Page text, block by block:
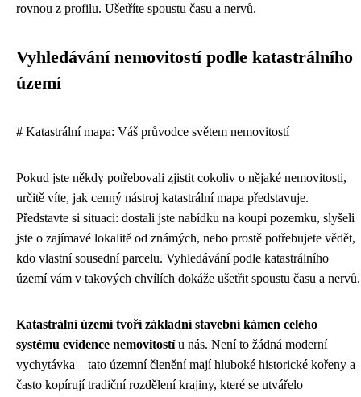
rovnou z profilu. Ušetříte spoustu času a nervů.
Vyhledávání nemovitostí podle katastrálního
území
# Katastrální mapa: Váš průvodce světem nemovitostí
Pokud jste někdy potřebovali zjistit cokoliv o nějaké nemovitosti,
určitě víte, jak cenný nástroj katastrální mapa představuje.
Představte si situaci: dostali jste nabídku na koupi pozemku, slyšeli
jste o zajímavé lokalitě od známých, nebo prostě potřebujete vědět,
kdo vlastní sousední parcelu. Vyhledávání podle katastrálního
území vám v takových chvílích dokáže ušetřit spoustu času a nervů.
Katastrální území tvoří základní stavební kámen celého
systému evidence nemovitostíu nás. Není to žádná moderní
vychytávka – tato územní členění mají hluboké historické kořeny a
často kopírují tradiční rozdělení krajiny, které se utvářelo